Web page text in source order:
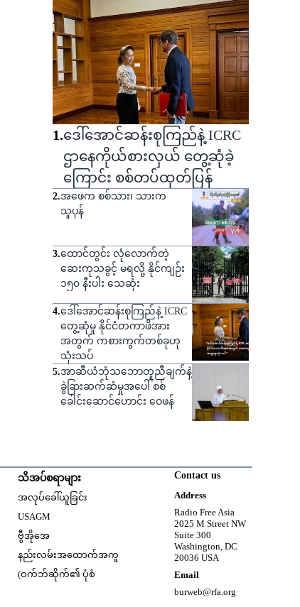
1.ဒေါ်အောင်ဆန်းစုကြည်နဲ့ ICRC
ဌာနေကိုယ်စားလှယ် တွေ့ဆုံခဲ့
ကြောင်း စစ်တပ်ထုတ်ပြန်
2.အဖေက စစ်သား၊ သားက
သူပုန်
3.ထောင်တွင်း လုံလောက်တဲ့
ဆေးကုသခွင့် မရလို့ နိုင်ကျဉ်း
၁၅၀ နီးပါး သေဆုံး
4.ဒေါ်အောင်ဆန်းစုကြည်နဲ့ ICRC
တွေ့ဆုံမှု နိုင်ငံတကာဖိအား
အတွက် ကစားကွက်တစ်ခုဟု
သုံးသပ်
5.အာဆီယံဘုံသဘောတူညီချက်နဲ့
ခွဲခြားဆက်ဆံမှုအပေါ် စစ်
ခေါင်းဆောင်ဟောင်း ဝေဖန်
သိအပ်စရာများ
အလုပ်ခေါ်ယူခြင်း
USAGM
ဗွီအိုအေ
နည်းလမ်းအထောက်အကူ
(ဝက်ဘ်ဆိုက်၏ ပုံစံ
Contact us
Address
Radio Free Asia
2025 M Street NW
Suite 300
Washington, DC
20036 USA
Email
burweb@rfa.org